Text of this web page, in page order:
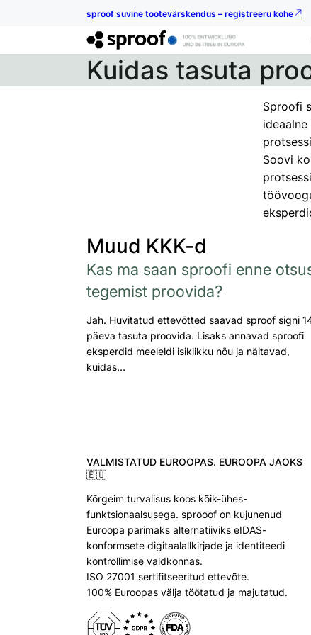
sproof suvine tootevärskendus – registreeru kohe
Kuidas tasuta
Sproofi
Soovi
Muud KKK-d
Kas ma saan sproofi enne
tegemist proovida?
Jah. Huvitatud ettevõtted saavad sproof signi
päeva tasuta proovida. Lisaks annavad sproofi
eksperdid meeleldi isiklikku nõu ja näitavad,
kuidas…
VALMISTATUD EUROOPAS. EUROOPA JAOKS
🇪🇺
Kõrgeim turvalisus koos kõik-ühes-
funktsionaalsusega. sprooof on kujunenud
Euroopa parimaks alternatiiviks eIDAS-
konformsete digitaalallkirjade ja identiteedi
kontrollimise valdkonnas.
ISO 27001 sertifitseeritud ettevõte.
100% Euroopas välja töötatud ja majutatud.